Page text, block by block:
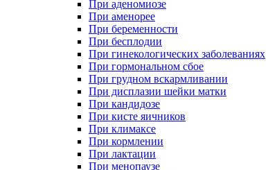
При аденомиозе
При аменорее
При беременности
При бесплодии
При гинекологических заболеваниях
При гормональном сбое
При грудном вскармливании
При дисплазии шейки матки
При кандидозе
При кисте яичников
При климаксе
При кормлении
При лактации
При менопаузе